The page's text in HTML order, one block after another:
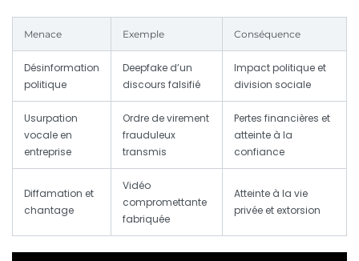
Menace Exemple Conséquence
Désinformation
politique
Deepfake d’un
discours falsifié
Impact politique et
division sociale
Usurpation
vocale en
entreprise
Ordre de virement
frauduleux
transmis
Pertes financières et
atteinte à la
confiance
Diffamation et
chantage
Vidéo
compromettante
fabriquée
Atteinte à la vie
privée et extorsion